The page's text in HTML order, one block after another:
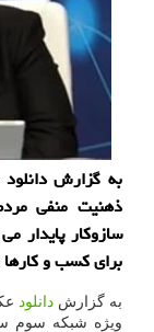
به گزارش
ذهنیت منفی
برای کسب و کارها
به گزارشدانلود
ویژه شبکه سوم